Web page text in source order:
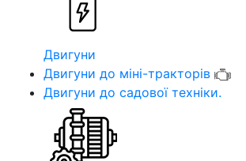
Двигуни
Двигуни до міні-тракторів
Двигуни до садової техніки.